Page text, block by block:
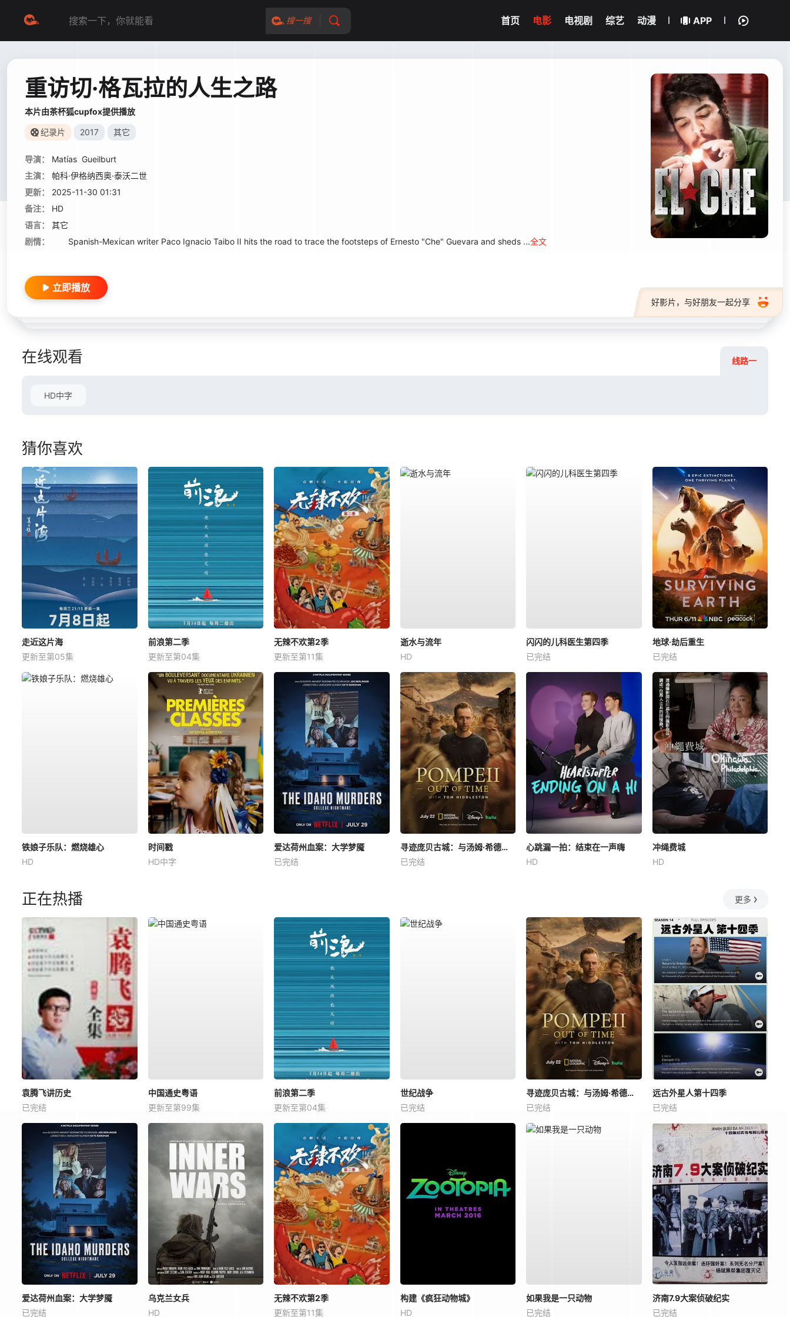
搜一搜 首页 电影 电视剧 综艺 动漫 APP
重访切·格瓦拉的人生之路
本片由茶杯狐cupfox提供播放
纪录片 2017 其它
导演： Matías Gueilburt
主演：
帕科·伊格纳西奥·泰沃二世
更新：
2025-11-30 01:31
备注：
HD
语言：
其它
剧情：
Spanish-Mexican writer Paco Ignacio Taibo II hits the road to trace the footsteps of Ernesto "Che" Guevara and sheds ...全文
好影片，与好朋友一起分享
立即播放
在线观看 线路一
HD中字
猜你喜欢
走近这片海
更新至第05集
前浪第二季
更新至第04集
无辣不欢第2季
更新至第11集
逝水与流年
HD
闪闪的儿科医生第四季
已完结
地球·劫后重生
已完结
铁娘子乐队：燃烧雄心
HD
时间戳
HD中字
爱达荷州血案：大学梦魇
已完结
寻迹庞贝古城：与汤姆·希德勒斯顿同行
已完结
心跳漏一拍：结束在一声嗨
HD
冲绳费城
HD
正在热播 更多
袁腾飞讲历史
已完结
中国通史粤语
更新至第99集
前浪第二季
更新至第04集
世纪战争
已完结
寻迹庞贝古城：与汤姆·希德勒斯顿同行
已完结
远古外星人第十四季
已完结
爱达荷州血案：大学梦魇
已完结
乌克兰女兵
HD
无辣不欢第2季
更新至第11集
构建《疯狂动物城》
HD
如果我是一只动物
已完结
济南7.9大案侦破纪实
已完结